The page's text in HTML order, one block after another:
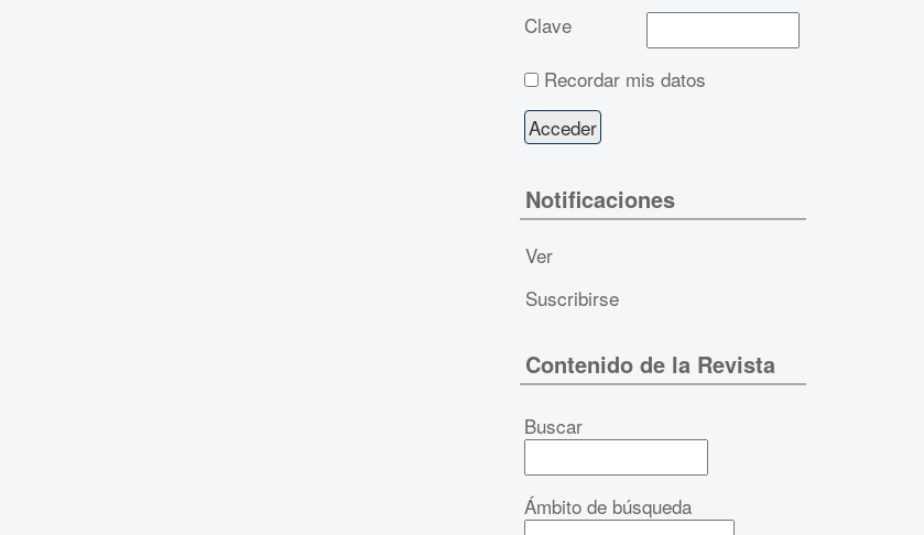
Clave
Recordar mis datos
Notificaciones
Ver
Suscribirse
Contenido de la Revista
Buscar
Ámbito de búsqueda